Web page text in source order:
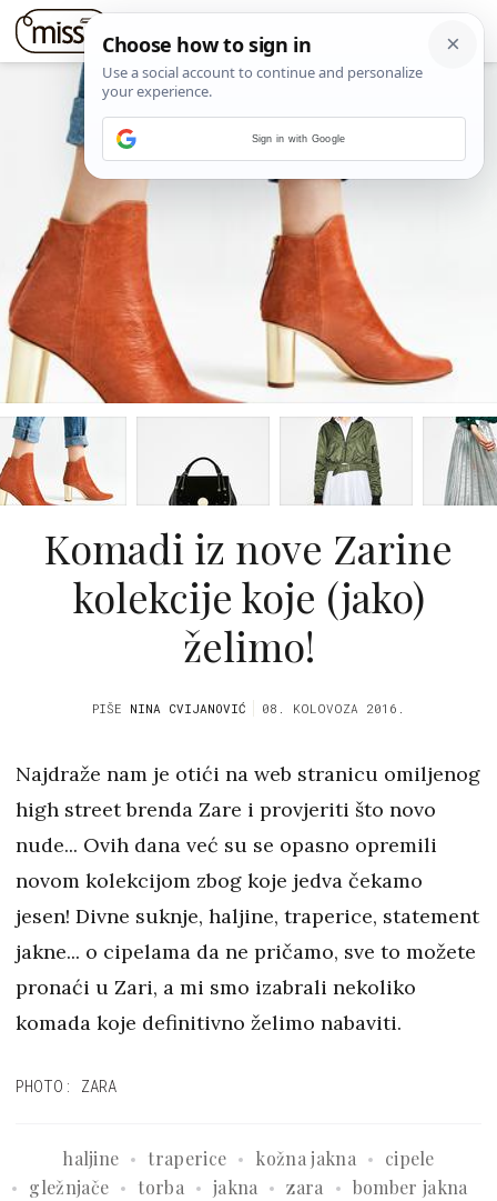
Komadi iz nove Zarine
kolekcije koje (jako)
želimo!
PIŠE NINA CVIJANOVIĆ 08. KOLOVOZA 2016.
Najdraže nam je otići na web stranicu omiljenog
high street brenda Zare i provjeriti što novo
nude... Ovih dana već su se opasno opremili
novom kolekcijom zbog koje jedva čekamo
jesen! Divne suknje, haljine, traperice, statement
jakne... o cipelama da ne pričamo, sve to možete
pronaći u Zari, a mi smo izabrali nekoliko
komada koje definitivno želimo nabaviti.
PHOTO: ZARA
haljine traperice kožna jakna
cipele
gležnjače
torba jakna zara bomber jakna
Sign in with Google